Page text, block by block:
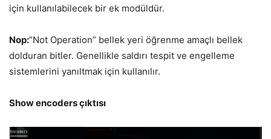
için kullanılabilecek bir ek modüldür.
Nop:”Not Operation” bellek yeri öğrenme amaçlı bellek
dolduran bitler. Genellikle saldırı tespit ve engelleme
sistemlerini yanıltmak için kullanılır.
Show encoders çıktısı